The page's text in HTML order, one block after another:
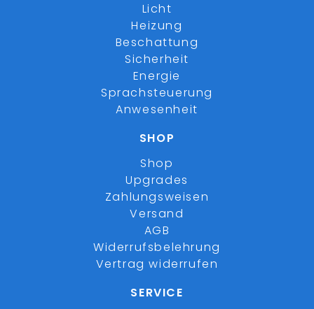
Licht
Heizung
Beschattung
Sicherheit
Energie
Sprachsteuerung
Anwesenheit
SHOP
Shop
Upgrades
Zahlungsweisen
Versand
AGB
Widerrufsbelehrung
Vertrag widerrufen
SERVICE